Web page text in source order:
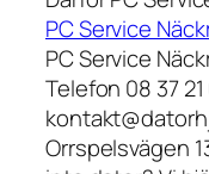
PC Service
PC Service
Telefon 08 37
Orrspelsvägen